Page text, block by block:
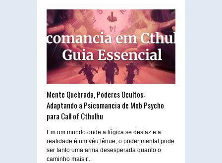
Mente Quebrada, Poderes Ocultos:
Adaptando a Psicomancia de Mob Psycho
para Call of Cthulhu
Em um mundo onde a lógica se desfaz e a
realidade é um véu tênue, o poder mental pode
ser tanto uma arma desesperada quanto o
caminho mais r...